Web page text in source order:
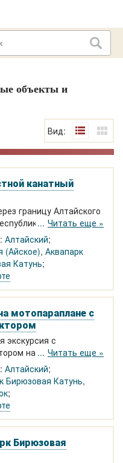
объекты и
Вид:
канатный
границу Алтайского
Алтай над
в свободном
с горы «Емельянова
в селе Ая,
берег реки Катунь в
Читать еще »
Алтайский
(Айское), Аквапарк
Катунь
мотопараплане с
экскурсия с
на озере Ая
Читать еще »
Алтайский
Бирюзовая Катунь,
Бирюзовая